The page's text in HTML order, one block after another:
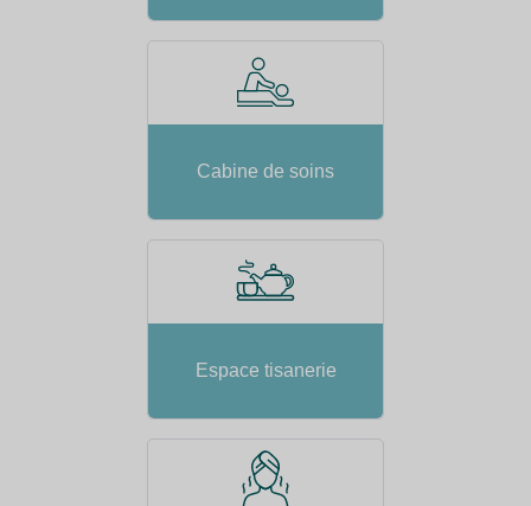
Cabine de soins
Espace tisanerie